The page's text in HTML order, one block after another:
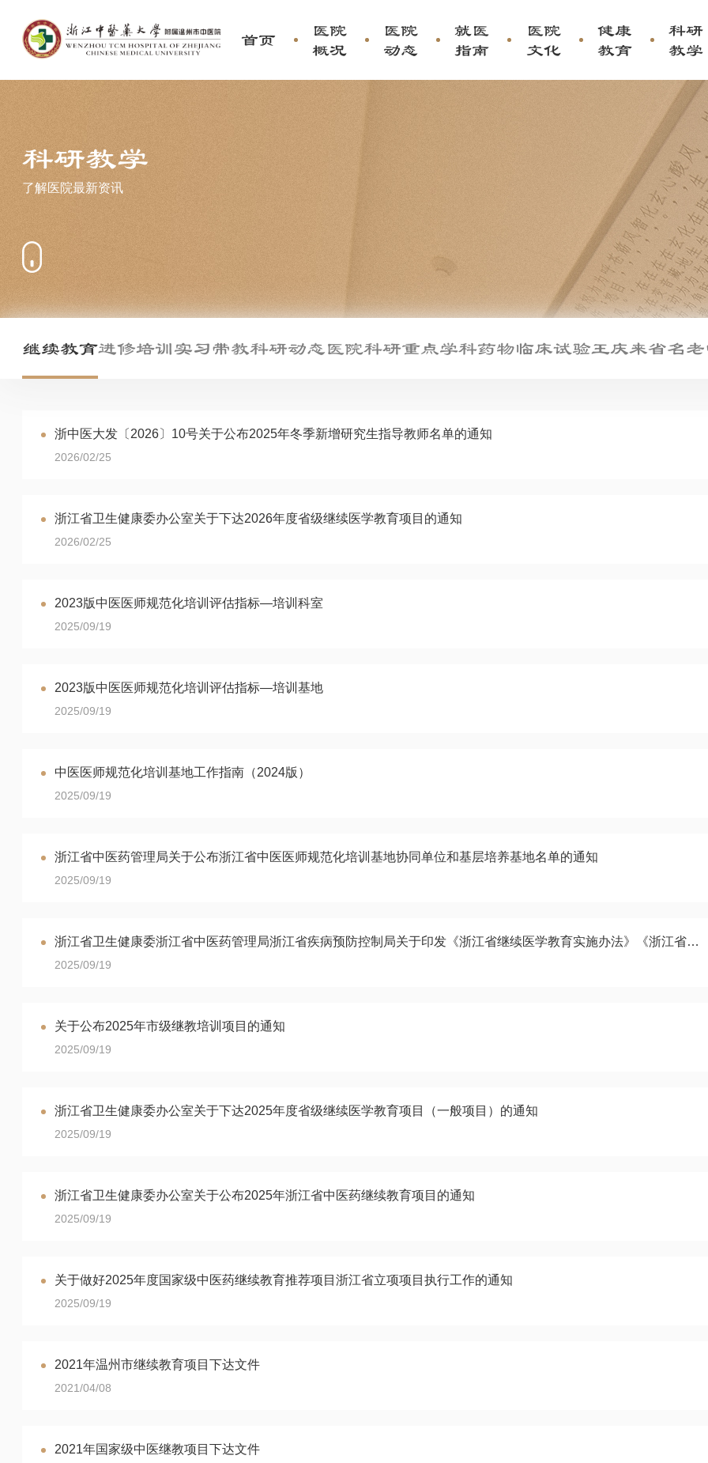
首页
医院
概况
医院
动态
就医
指南
医院
文化
健康
教育
科研
教学
科研教学
了解医院最新资讯
继续教育进修培训实习带教科研动态医院科研重点学科药物临床试验王庆来省名
浙中医大发〔2026〕10号关于公布2025年冬季新增研究生指导教师名单的通知
2026/02/25
浙江省卫生健康委办公室关于下达2026年度省级继续医学教育项目的通知
2026/02/25
2023版中医医师规范化培训评估指标—培训科室
2025/09/19
2023版中医医师规范化培训评估指标—培训基地
2025/09/19
中医医师规范化培训基地工作指南（2024版）
2025/09/19
浙江省中医药管理局关于公布浙江省中医医师规范化培训基地协同单位和基层培养基地名单的通知
2025/09/19
浙江省卫生健康委浙江省中医药管理局浙江省疾病预防控制局关于印发《浙江省继续医学教育实施办法》《浙江省继续医学教育学分管理细则》的通知（新政策）
2025/09/19
关于公布2025年市级继教培训项目的通知
2025/09/19
浙江省卫生健康委办公室关于下达2025年度省级继续医学教育项目（一般项目）的通知
2025/09/19
浙江省卫生健康委办公室关于公布2025年浙江省中医药继续教育项目的通知
2025/09/19
关于做好2025年度国家级中医药继续教育推荐项目浙江省立项项目执行工作的通知
2025/09/19
2021年温州市继续教育项目下达文件
2021/04/08
2021年国家级中医继教项目下达文件